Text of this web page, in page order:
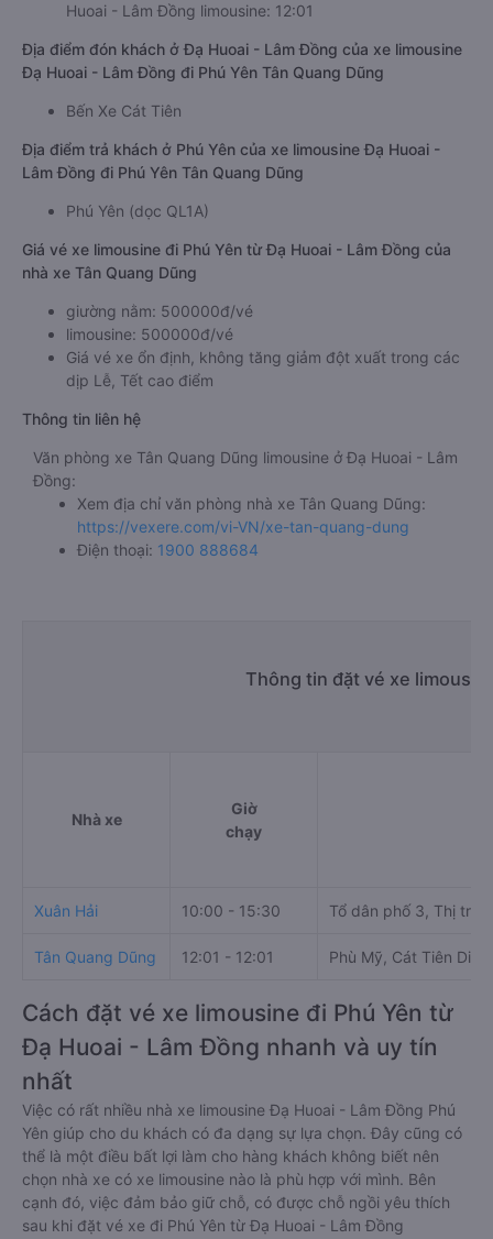
Huoai - Lâm Đồng limousine: 12:01
Địa điểm đón khách ở Đạ Huoai - Lâm Đồng của xe limousine
Đạ Huoai - Lâm Đồng đi Phú Yên Tân Quang Dũng
Bến Xe Cát Tiên
Địa điểm trả khách ở Phú Yên của xe limousine Đạ Huoai -
Lâm Đồng đi Phú Yên Tân Quang Dũng
Phú Yên (dọc QL1A)
Giá vé xe limousine đi Phú Yên từ Đạ Huoai - Lâm Đồng của
nhà xe Tân Quang Dũng
giường nằm: 500000đ/vé
limousine: 500000đ/vé
Giá vé xe ổn định, không tăng giảm đột xuất trong các
dịp Lễ, Tết cao điểm
Thông tin liên hệ
Văn phòng xe Tân Quang Dũng limousine ở Đạ Huoai - Lâm
Đồng:
Xem địa chỉ văn phòng nhà xe Tân Quang Dũng:
https://vexere.com/vi-VN/xe-tan-quang-dung
Điện thoại: 1900 888684
Thông tin đặt vé xe
Nhà xe
Giờ
chạy
Xuân Hải 10:00 - 15:30 Tổ dân phố 3, Thị trấn
Tân Quang Dũng 12:01 - 12:01 Phù Mỹ, Cát Tiên
Cách đặt vé xe limousine đi Phú Yên từ
Đạ Huoai - Lâm Đồng nhanh và uy tín
nhất
Việc có rất nhiều nhà xe limousine Đạ Huoai - Lâm Đồng Phú
Yên giúp cho du khách có đa dạng sự lựa chọn. Đây cũng có
thể là một điều bất lợi làm cho hàng khách không biết nên
chọn nhà xe có xe limousine nào là phù hợp với mình. Bên
cạnh đó, việc đảm bảo giữ chỗ, có được chỗ ngồi yêu thích
sau khi đặt vé xe đi Phú Yên từ Đạ Huoai - Lâm Đồng